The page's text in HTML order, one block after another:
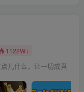
1122W+
儿什么，让一切成真